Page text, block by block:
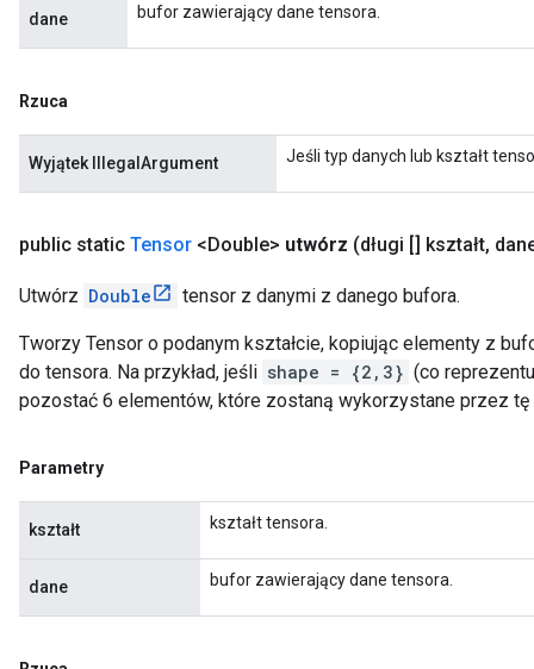
dane bufor zawierający dane tensora.
Rzuca
Wyjątek IllegalArgument Jeśli typ danych lub kształt
public static Tensor <Double> utwórz (długi [] kształt,
Utwórz Double tensor z danymi z danego bufora.
Tworzy Tensor o podanym kształcie, kopiując elementy z
do tensora. Na przykład, jeśli shape = {2,3} (co
pozostać 6 elementów, które zostaną wykorzystane przez tę
Parametry
kształt kształt tensora.
dane bufor zawierający dane tensora.